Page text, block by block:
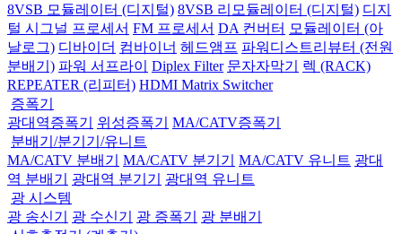
8VSB 모듈레이터 (디지털) 8VSB 리모듈레이터 (디지털) 디지
털 시그널 프로세서 FM 프로세서 DA 컨버터 모듈레이터 (아
날로그) 디바이더 컴바이너 헤드앰프 파워디스트리뷰터 (전원
분배기) 파워 서프라이 Diplex Filter 문자자막기
렉 (RACK)
REPEATER (리피터) HDMI Matrix Switcher
증폭기
광대역증폭기
위성증폭기
MA/CATV증폭기
분배기/분기기/유니트
MA/CATV 분배기
MA/CATV 분기기 MA/CATV 유니트 광대
역 분배기
광대역 분기기
광대역 유니트
광 시스템
광 송신기
광 수신기 광 증폭기
광 분배기